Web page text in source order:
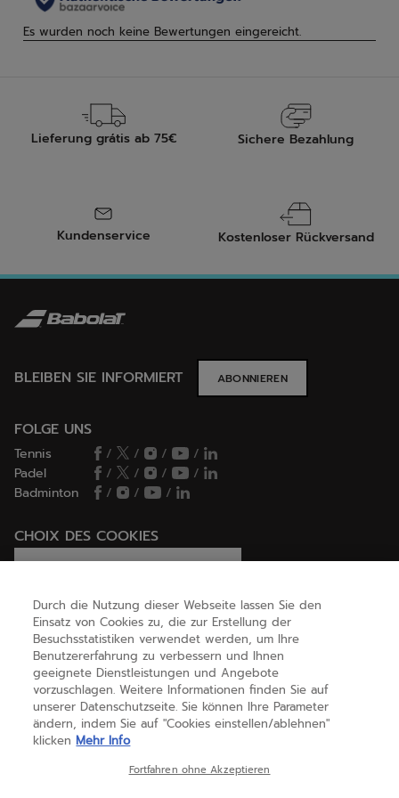
Lieferung grátis ab 75€ Sichere Bezahlung
Kundenservice Kostenloser Rückversand
BLEIBEN SIE INFORMIERT ABONNIEREN
FOLGE UNS
Tennis / / /
/
Padel
/ / /
/
Badminton
/ / /
CHOIX DES COOKIES
HILFE
ÜBER UNS
(deutsch)
Durch die Nutzung dieser Webseite lassen Sie den
Einsatz von Cookies zu, die zur Erstellung der
Besuchsstatistiken verwendet werden, um Ihre
Benutzererfahrung zu verbessern und Ihnen
geeignete Dienstleistungen und Angebote
vorzuschlagen. Weitere Informationen finden Sie auf
unserer Datenschutzseite. Sie können Ihre Parameter
ändern, indem Sie auf "Cookies einstellen/ablehnen"
klicken Mehr Info
Fortfahren ohne Akzeptieren